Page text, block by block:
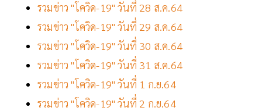
รวมข่าว "โควิด-19" วันที่ 28 ส.ค.64
รวมข่าว "โควิด-19" วันที่ 29 ส.ค.64
รวมข่าว "โควิด-19" วันที่ 30 ส.ค.64
รวมข่าว "โควิด-19" วันที่ 31 ส.ค.64
รวมข่าว "โควิด-19" วันที่ 1 ก.ย.64
รวมข่าว "โควิด-19" วันที่ 2 ก.ย.64